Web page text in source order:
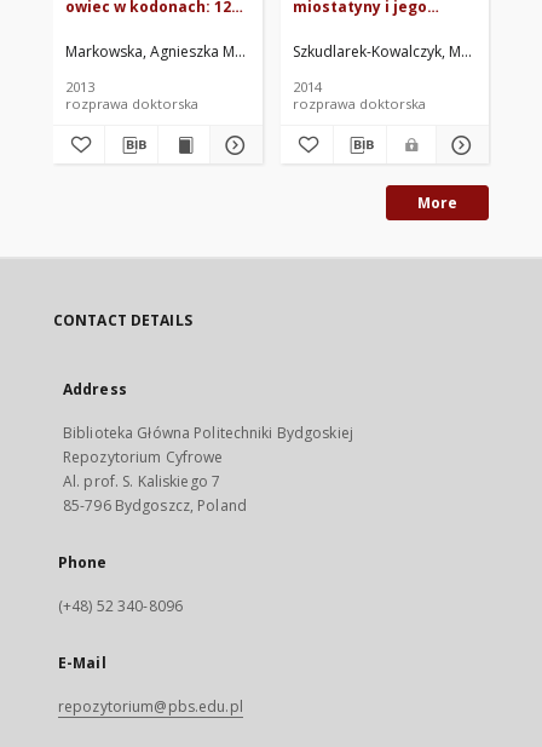
owiec w kodonach: 127,
Markowska, Agnieszka Magdalena Mroczkowski, Sławomir. Promotor
2013
rozprawa doktorska
miostatyny i jego
użytkowości mięsnej
owiec
Szkudlarek-Kowalczyk, Magdalena
2014
rozprawa doktorska
More
CONTACT DETAILS
Address
Biblioteka Główna Politechniki Bydgoskiej
Repozytorium Cyfrowe
Al. prof. S. Kaliskiego 7
85-796 Bydgoszcz, Poland
Phone
(+48) 52 340-8096
E-Mail
repozytorium@pbs.edu.pl